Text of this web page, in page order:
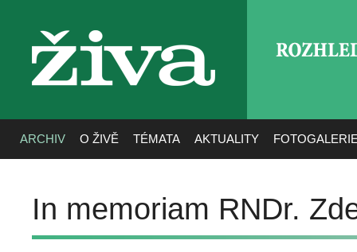
živa
ARCHIV O ŽIVĚ TÉMATA AKTUALITY
In memoriam RNDr.